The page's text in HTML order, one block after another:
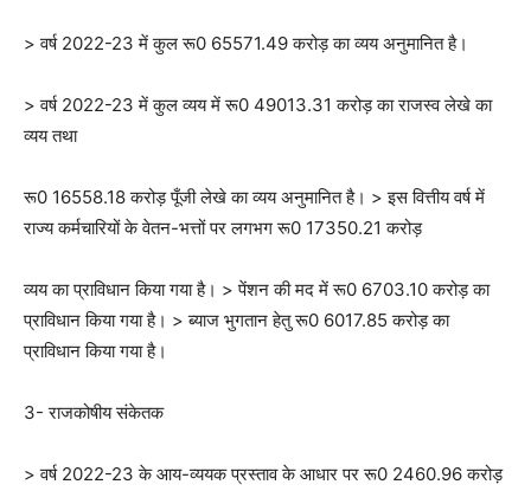
> वर्ष 2022-23 में कुल रू0 65571.49 करोड़ का व्यय अनुमानित है।
> वर्ष 2022-23 में कुल व्यय में रू0 49013.31 करोड़ का राजस्व लेखे का
व्यय तथा
रू0 16558.18 करोड़ पूँजी लेखे का व्यय अनुमानित है। > इस वित्तीय वर्ष में
राज्य कर्मचारियों के वेतन-भत्तों पर लगभग रू0 17350.21 करोड़
व्यय का प्राविधान किया गया है। > पेंशन की मद में रू0 6703.10 करोड़ का
प्राविधान किया गया है। > ब्याज भुगतान हेतु रू0 6017.85 करोड़ का
प्राविधान किया गया है।
3- राजकोषीय संकेतक
> वर्ष 2022-23 के आय-व्ययक प्रस्ताव के आधार पर रू0 2460.96 करोड़